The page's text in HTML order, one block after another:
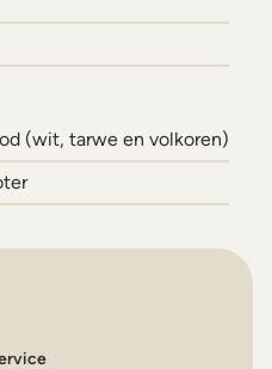
(wit, tarwe en volkoren)